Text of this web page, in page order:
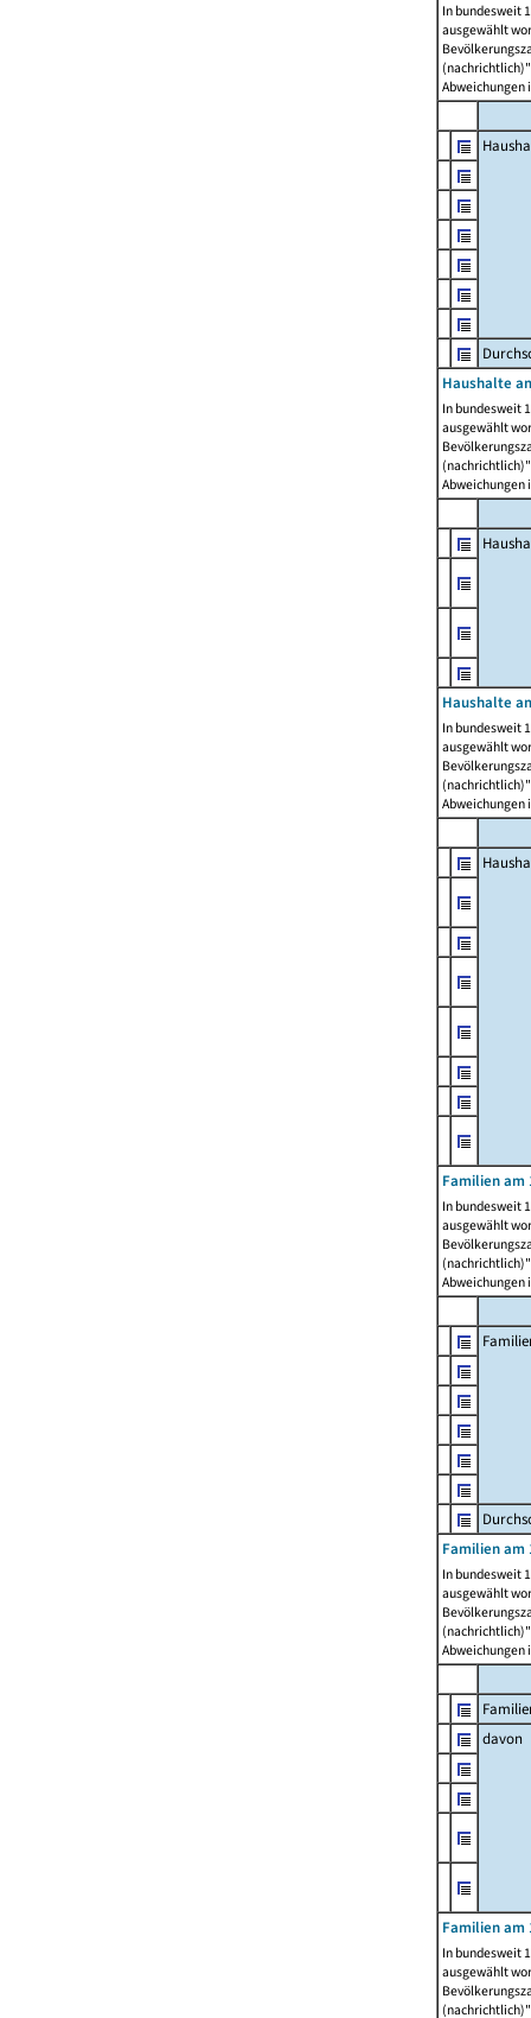
In bundesweit
ausgewählt
Abweichungen
Haushalte
In bundesweit
ausgewählt
Abweichungen
Haushalte
In bundesweit
ausgewählt
Abweichungen
Familien am
In bundesweit
ausgewählt
Abweichungen
Familien am
In bundesweit
ausgewählt
Abweichungen
davon
Familien am
In bundesweit
ausgewählt